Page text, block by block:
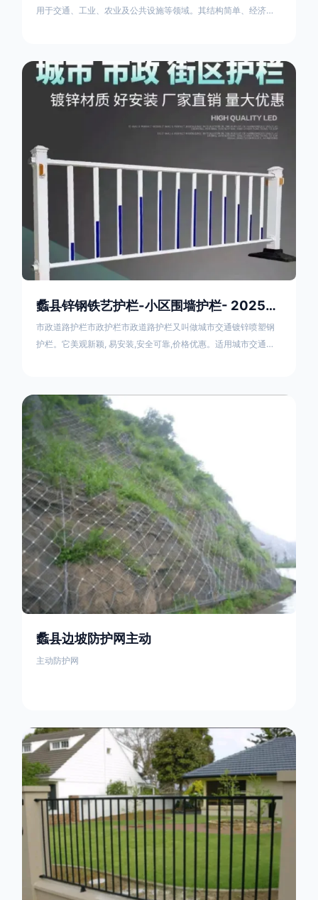
用于交通、工业、农业及公共设施等领域。其结构简单、经济实
边丝护栏网由低碳钢丝（Q235材质）通过焊接或编织形成网格结
构，网片两侧各有一根加固的纵向钢丝（双边丝），用于与立柱
连接固定。其表面通常采用镀锌、喷塑或浸塑处理，以增强耐腐
蠡县锌钢铁艺护栏-小区围墙护栏- 2025年17631598285新报价
市政道路护栏市政护栏市政道路护栏又叫做城市交通镀锌喷塑钢
护栏。它美观新颖, 易安装,安全可靠,价格优惠。适用城市交通要
隔离栏，市政道路隔离护栏，人行道路护栏，机动与非机动隔离
护栏、道路中心隔离护栏、带广告牌道路隔离护栏、河道安全护
栏、草坪花坛护栏等市政道路隔离护栏规格齐全、品种多，可以
任
蠡县边坡防护网主动
主动防护网